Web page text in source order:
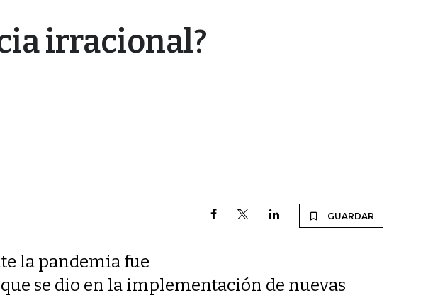
irracional?
GUARDAR
la pandemia fue
se dio en la implementación de nuevas